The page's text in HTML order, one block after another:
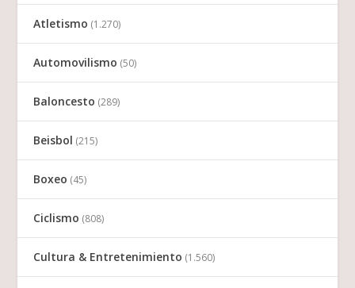
Atletismo (1.270)
Automovilismo (50)
Baloncesto (289)
Beisbol (215)
Boxeo (45)
Ciclismo (808)
Cultura & Entretenimiento (1.560)